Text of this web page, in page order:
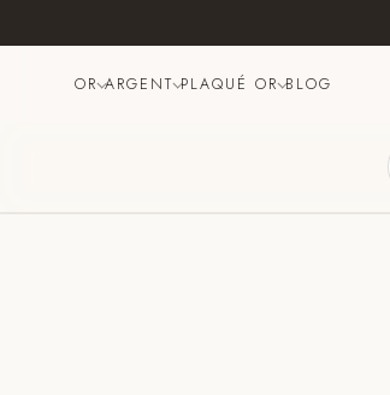
OR ARGENT PLAQUÉ OR BLOG